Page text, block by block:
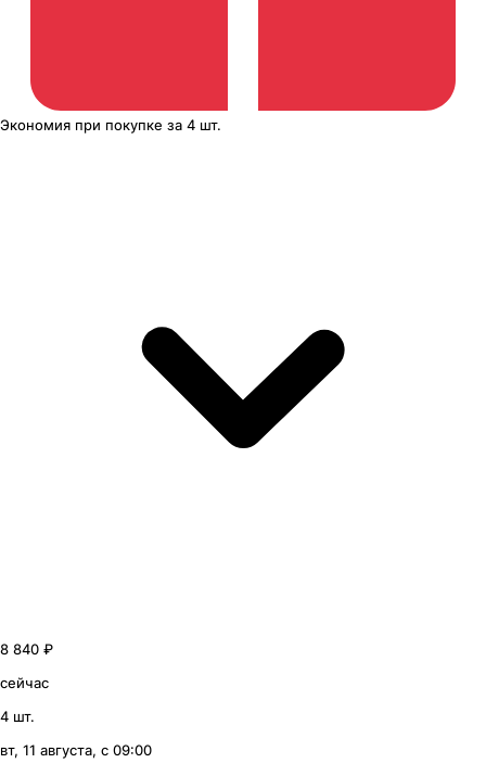
Экономия при покупке за 4 шт.
8 840 ₽
сейчас
4 шт.
вт, 11 августа, с 09:00